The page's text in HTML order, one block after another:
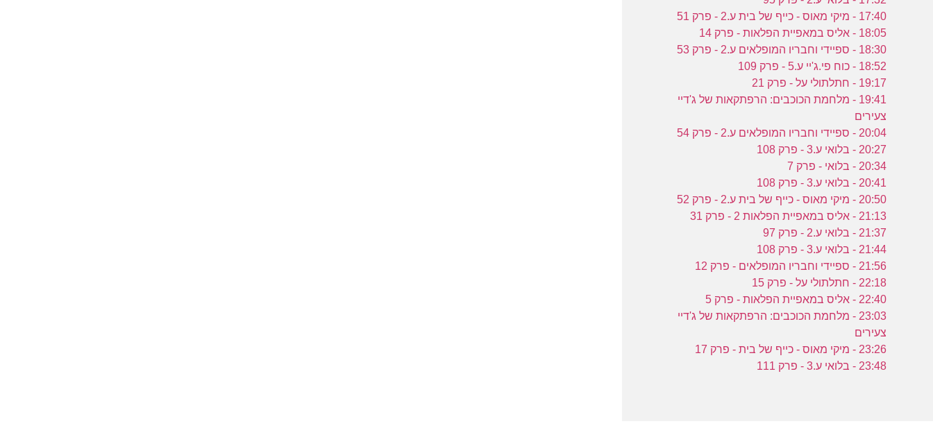
17:40 - מיקי מאוס - כייף של בית ע.2 - פרק 51
18:05 - אליס במאפיית הפלאות - פרק 14
18:30 - ספיידי וחבריו המופלאים ע.2 - פרק 53
18:52 - כוח פי.ג'יי ע.5 - פרק 109
19:17 - חתלתולי על - פרק 21
19:41 - מלחמת הכוכבים: הרפתקאות של ג'דיי
צעירים
20:04 - ספיידי וחבריו המופלאים ע.2 - פרק 54
20:27 - בלואי ע.3 - פרק 108
20:34 - בלואי - פרק 7
20:41 - בלואי ע.3 - פרק 108
20:50 - מיקי מאוס - כייף של בית ע.2 - פרק 52
21:13 - אליס במאפיית הפלאות 2 - פרק 31
21:37 - בלואי ע.2 - פרק 97
21:44 - בלואי ע.3 - פרק 108
21:56 - ספיידי וחבריו המופלאים - פרק 12
22:18 - חתלתולי על - פרק 15
22:40 - אליס במאפיית הפלאות - פרק 5
23:03 - מלחמת הכוכבים: הרפתקאות של ג'דיי
צעירים
23:26 - מיקי מאוס - כייף של בית - פרק 17
23:48 - בלואי ע.3 - פרק 111